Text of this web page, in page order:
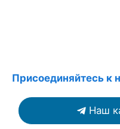
Присоединяйтесь к
Наш